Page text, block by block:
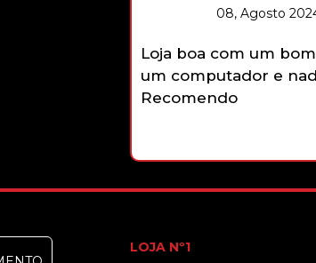
08, Agosto
Loja boa com um
um computador e
Recomendo
LOJA Nº1